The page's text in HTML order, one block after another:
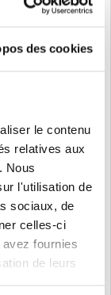
des cookies
le contenu
relatives aux
Nous
l'utilisation de
sociaux, de
celles-ci
fournies
de leurs
Livraison